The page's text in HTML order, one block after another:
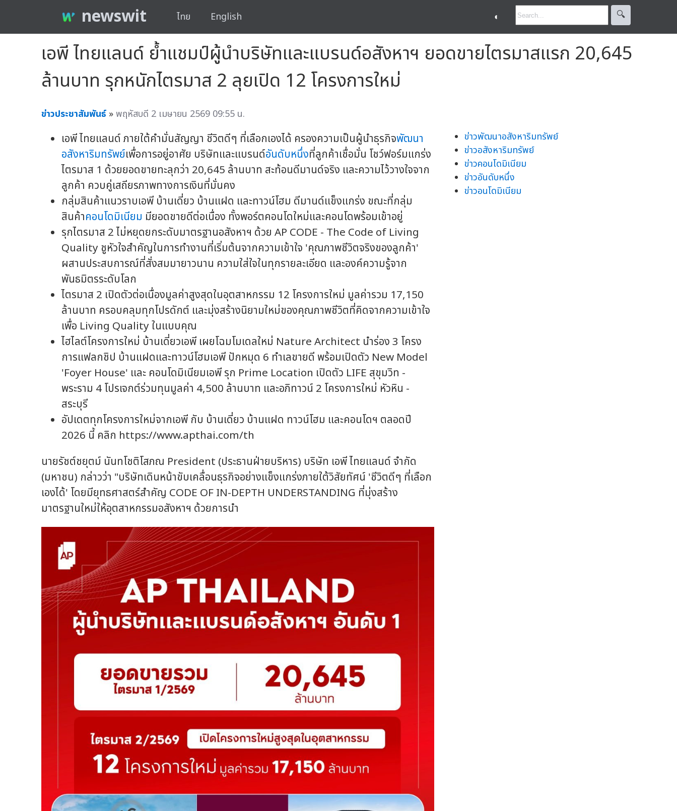
newswit ไทย English ◐ 🔍︎
เอพี ไทยแลนด์ ย้ำแชมป์ผู้นำบริษัทและแบรนด์อสังหาฯ ยอดขายไตรมาสแรก 20,645
ล้านบาท รุกหนักไตรมาส 2 ลุยเปิด 12 โครงการใหม่
ข่าวประชาสัมพันธ์ »พฤหัสบดี 2 เมษายน 2569 09:55 น.
เอพี ไทยแลนด์ ภายใต้คำมั่นสัญญา ชีวิตดีๆ ที่เลือกเองได้ ครองความเป็นผู้นำธุรกิจพัฒนา
อสังหาริมทรัพย์เพื่อการอยู่อาศัย บริษัทและแบรนด์อันดับหนึ่งที่ลูกค้าเชื่อมั่น โชว์ฟอร์มแกร่ง
ไตรมาส 1 ด้วยยอดขายทะลุกว่า 20,645 ล้านบาท สะท้อนดีมานด์จริง และความไว้วางใจจาก
ลูกค้า ควบคู่เสถียรภาพทางการเงินที่มั่นคง
กลุ่มสินค้าแนวราบเอพี บ้านเดี่ยว บ้านแฝด และทาวน์โฮม ดีมานด์แข็งแกร่ง ขณะที่กลุ่ม
สินค้าคอนโดมิเนียม มียอดขายดีต่อเนื่อง ทั้งพอร์ตคอนโดใหม่และคอนโดพร้อมเข้าอยู่
รุกไตรมาส 2 ไม่หยุดยกระดับมาตรฐานอสังหาฯ ด้วย AP CODE - The Code of Living
Quality ชูหัวใจสำคัญในการทำงานที่เริ่มต้นจากความเข้าใจ 'คุณภาพชีวิตจริงของลูกค้า'
ผสานประสบการณ์ที่สั่งสมมายาวนาน ความใส่ใจในทุกรายละเอียด และองค์ความรู้จาก
พันธมิตรระดับโลก
ไตรมาส 2 เปิดตัวต่อเนื่องมูลค่าสูงสุดในอุตสาหกรรม 12 โครงการใหม่ มูลค่ารวม 17,150
ล้านบาท ครอบคลุมทุกโปรดักต์ และมุ่งสร้างนิยามใหม่ของคุณภาพชีวิตที่คิดจากความเข้าใจ
เพื่อ Living Quality ในแบบคุณ
ไฮไลต์โครงการใหม่ บ้านเดี่ยวเอพี เผยโฉมโมเดลใหม่ Nature Architect นำร่อง 3 โครง
การแฟลกชิป บ้านแฝดและทาวน์โฮมเอพี ปักหมุด 6 ทำเลขายดี พร้อมเปิดตัว New Model
'Foyer House' และ คอนโดมิเนียมเอพี รุก Prime Location เปิดตัว LIFE สุขุมวิท -
พระราม 4 โปรเจกต์ร่วมทุนมูลค่า 4,500 ล้านบาท และอภิทาวน์ 2 โครงการใหม่ หัวหิน -
สระบุรี
อัปเดตทุกโครงการใหม่จากเอพี กับ บ้านเดี่ยว บ้านแฝด ทาวน์โฮม และคอนโดฯ ตลอดปี
2026 นี้ คลิก https://www.apthai.com/th
นายรัชต์ชยุตม์ นันทโชติโสภณ President (ประธานฝ่ายบริหาร) บริษัท เอพี ไทยแลนด์ จำกัด
(มหาชน) กล่าวว่า "บริษัทเดินหน้าขับเคลื่อนธุรกิจอย่างแข็งแกร่งภายใต้วิสัยทัศน์ 'ชีวิตดีๆ ที่เลือก
เองได้' โดยมียุทธศาสตร์สำคัญ CODE OF IN-DEPTH UNDERSTANDING ที่มุ่งสร้าง
มาตรฐานใหม่ให้อุตสาหกรรมอสังหาฯ ด้วยการนำ
ข่าวพัฒนาอสังหาริมทรัพย์
ข่าวอสังหาริมทรัพย์
ข่าวคอนโดมิเนียม
ข่าวอันดับหนึ่ง
ข่าวอนโดมิเนียม